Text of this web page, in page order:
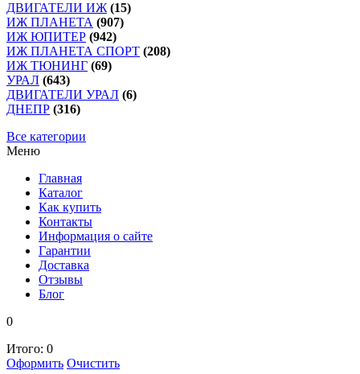
ДВИГАТЕЛИ ИЖ (15)
ИЖ ПЛАНЕТА (907)
ИЖ ЮПИТЕР (942)
ИЖ ПЛАНЕТА СПОРТ (208)
ИЖ ТЮНИНГ (69)
УРАЛ (643)
ДВИГАТЕЛИ УРАЛ (6)
ДНЕПР (316)
Все категории
Меню
Главная
Каталог
Как купить
Контакты
Информация о сайте
Гарантии
Доставка
Отзывы
Блог
0
Итого: 0
Оформить Очистить